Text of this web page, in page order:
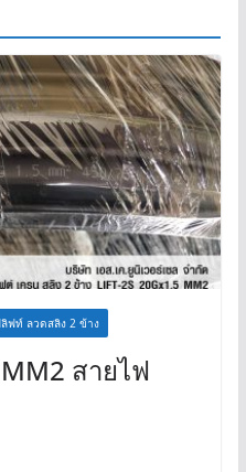
ฟท์ ลวดสลิง 2 ข้าง
สายไฟ